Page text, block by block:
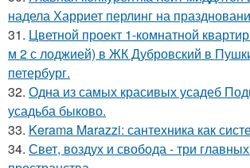
надела Харриет перлинг на
31. Цветной проект 1-комнатной
м 2 с лоджией) в ЖК Дубровский в
петербург.
32. Одна из самых красивых усадеб
усадьба быково.
33. Kerama Marazzi: сантехника как
34. Свет, воздух и свобода - три